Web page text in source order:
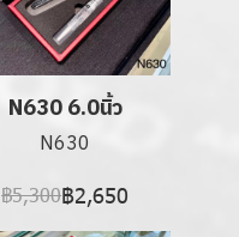
N630 6.0นิ้ว
N630
฿5,300฿2,650